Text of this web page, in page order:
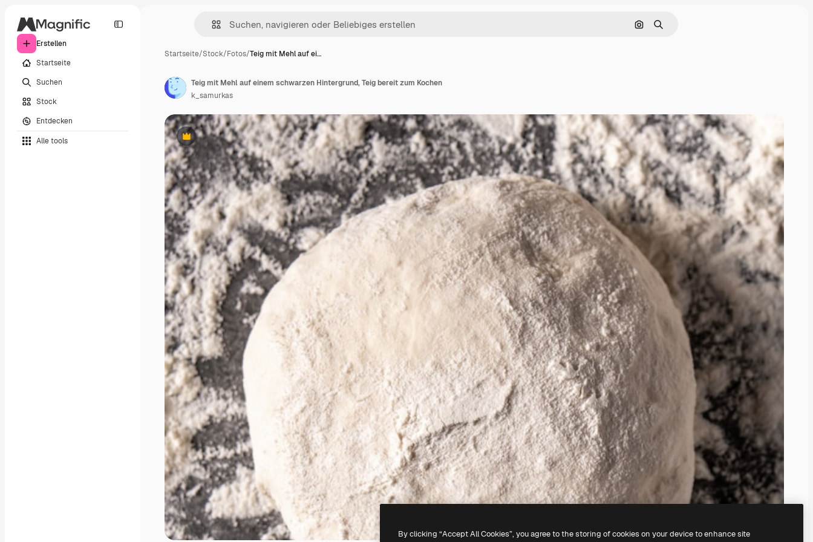
Erstellen
Startseite
Suchen
Stock
Entdecken
Alle tools
Nach Bild suchen
Suchen
Startseite/Stock/Fotos/Teig mit Mehl auf ei…
Premium
Teig mit Mehl auf einem schwarzen Hintergrund, Teig bereit zum Kochen
k_samurkas
By clicking “Accept All Cookies”, you agree to the storing of cookies on your device to enhance site